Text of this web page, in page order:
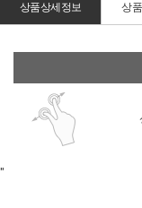
상품상세정보 상
"